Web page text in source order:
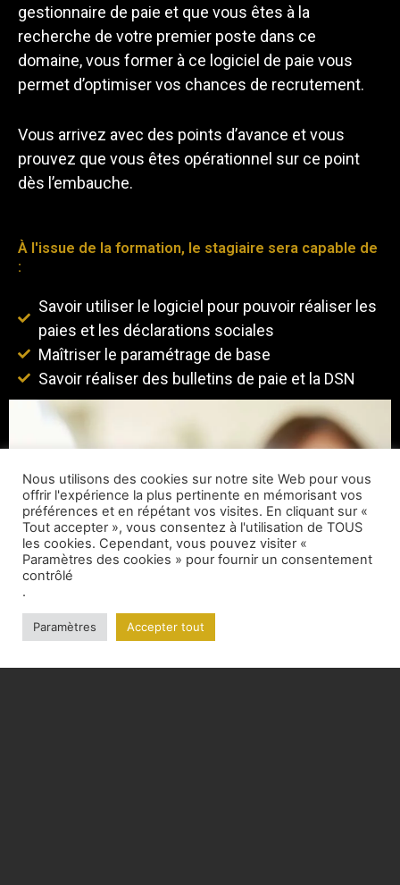
gestionnaire de paie et que vous êtes à la
recherche de votre premier poste dans ce
domaine, vous former à ce logiciel de paie vous
permet d’optimiser vos chances de recrutement.
Vous arrivez avec des points d’avance et vous
prouvez que vous êtes opérationnel sur ce point
dès l’embauche.
À l'issue de la formation, le stagiaire sera capable de
:
Savoir utiliser le logiciel pour pouvoir réaliser les
paies et les déclarations sociales
Maîtriser le paramétrage de base
Savoir réaliser des bulletins de paie et la DSN
Nous utilisons des cookies sur notre site Web pour vous
offrir l'expérience la plus pertinente en mémorisant vos
préférences et en répétant vos visites. En cliquant sur «
Tout accepter », vous consentez à l'utilisation de TOUS
les cookies. Cependant, vous pouvez visiter «
Paramètres des cookies » pour fournir un consentement
contrôlé
.
Paramètres Accepter tout